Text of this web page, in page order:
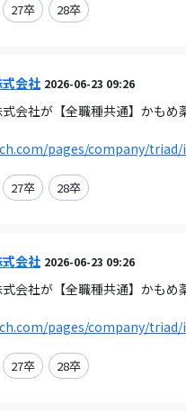
27卒 28卒
会社 2026-06-23 09:26
会社が【全職種共通】かも
pages/company/triad/
27卒 28卒
会社 2026-06-23 09:26
会社が【全職種共通】かも
pages/company/triad/
27卒 28卒